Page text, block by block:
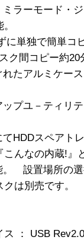
ラーモード・
に単独で簡単コ
ク間コピー約
たアルミケー
プユ－ティリ
HDDスペアト
こんなの内蔵!』
。 設置場所の
は別売です。
ス ： USB